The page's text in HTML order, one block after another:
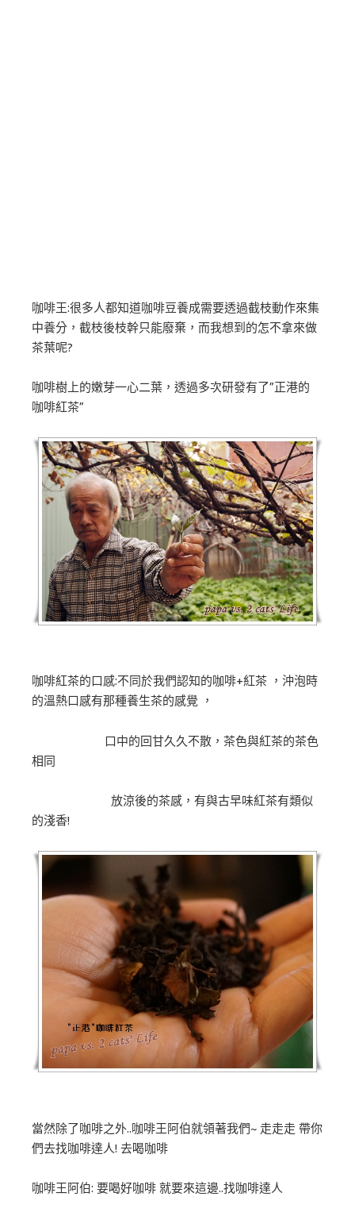
咖啡王:很多人都知道咖啡豆養成需要透過截枝動作來集
中養分，截枝後枝幹只能廢棄，而我想到的怎不拿來做
茶葉呢?
咖啡樹上的嫩芽一心二葉，透過多次研發有了”正港的
咖啡紅茶”
咖啡紅茶的口感:不同於我們認知的咖啡+紅茶 ，沖泡時
的溫熱口感有那種養生茶的感覺 ，
口中的回甘久久不散，茶色與紅茶的茶色
相同
放涼後的茶感，有與古早味紅茶有類似
的淺香!
當然除了咖啡之外..咖啡王阿伯就領著我們~ 走走走 帶你
們去找咖啡達人! 去喝咖啡
咖啡王阿伯: 要喝好咖啡 就要來這邊..找咖啡達人